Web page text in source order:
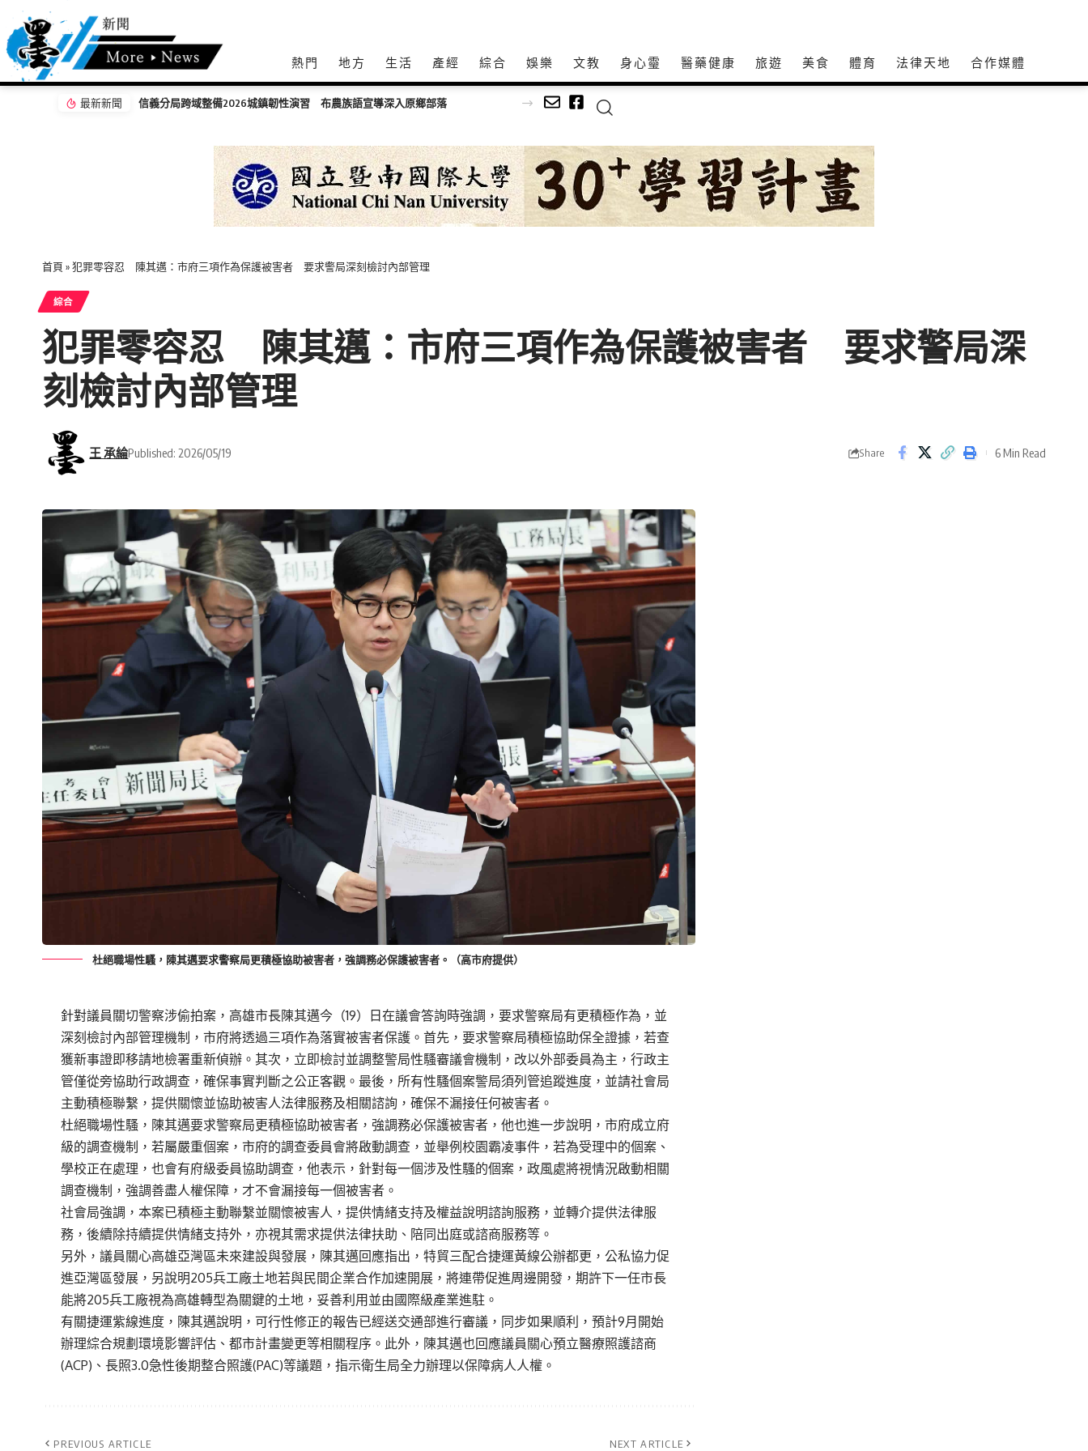
熱門 地方 生活 產經 綜合 娛樂 文教 身心𩆜 醫藥健康 旅遊 美食 體育 法律天地 合作媒體
最新新聞 信義分局跨域整備2026城鎮韌性演習 布農族語宣導深入原鄉部落
首頁 »犯罪零容忍 陳其邁：市府三項作為保護被害者 要求警局深刻檢討內部管理
綜合
犯罪零容忍 陳其邁：市府三項作為保護被害者 要求警局深
刻檢討內部管理
王 承綸Published: 2026/05/19 Share 6 Min Read
杜絕職場性騷，陳其邁要求警察局更積極協助被害者，強調務必保護被害者。（高市府提供）
針對議員關切警察涉偷拍案，高雄市長陳其邁今（19） 日在議會答詢時強調，要求警察局有更積極作為， 並
深刻檢討內部管理機制，市府將透過三項作為落實被害者保護。首先，要求警察局積極協助保全證據，若查
獲新事證即移請地檢署重新偵辦。其次， 立即檢討並調整警局性騷審議會機制，改以外部委員為主，行政主
管僅從旁協助行政調查，確保事實判斷之公正客觀。最後， 所有性騷個案警局須列管追蹤進度，並請社會局
主動積極聯繫，提供關懷並協助被害人法律服務及相關諮詢，確保不漏接任何被害者。
杜絕職場性騷，陳其邁要求警察局更積極協助被害者，強調務必保護被害者，他也進一步說明，市府成立府
級的調查機制，若屬嚴重個案，市府的調查委員會將啟動調查， 並舉例校園霸凌事件，若為受理中的個案、
學校正在處理，也會有府級委員協助調查，他表示，針對每一個涉及性騷的個案，政風處將視情況啟動相關
調查機制，強調善盡人權保障，才不會漏接每一個被害者。
社會局強調，本案已積極主動聯繫並關懷被害人，提供情緒支持及權益說明諮詢服務，並轉介提供法律服
務，後續除持續提供情緒支持外，亦視其需求提供法律扶助、 陪同出庭或諮商服務等。
另外，議員關心高雄亞灣區未來建設與發展，陳其邁回應指出，特貿三配合捷運黃線公辦都更，公私協力促
進亞灣區發展， 另說明205兵工廠土地若與民間企業合作加速開展，將連帶促進周邊開發，期許下一任市長
能將205兵工廠視為高雄轉型為關鍵的土地，妥善利用並由國際級產業進駐。
有關捷運紫線進度，陳其邁說明， 可行性修正的報告已經送交通部進行審議，同步如果順利，預計9月開始
辦理綜合規劃環境影響評估、都市計畫變更等相關程序。此外， 陳其邁也回應議員關心預立醫療照護諮商
(ACP)、長照3.0急性後期整合照護(PAC)等議題，指示衛生局全力辦理以保障病人人權。
PREVIOUS ARTICLE NEXT ARTICLE